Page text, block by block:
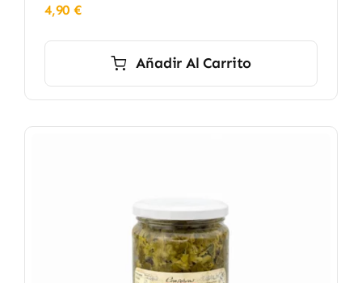
4,90€
Añadir Al Carrito